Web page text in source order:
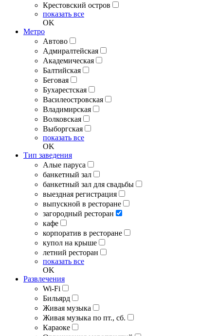
Крестовский остров
показать все
OK
Метро
Автово
Адмиралтейская
Академическая
Балтийская
Беговая
Бухарестская
Василеостровская
Владимирская
Волковская
Выборгская
показать все
OK
Тип заведения
Алые паруса
банкетный зал
банкетный зал для свадьбы
выездная регистрация
выпускной в ресторане
загородный ресторан
кафе
корпоратив в ресторане
купол на крыше
летний ресторан
показать все
OK
Развлечения
Wi-Fi
Бильярд
Живая музыка
Живая музыка по пт., сб.
Караоке